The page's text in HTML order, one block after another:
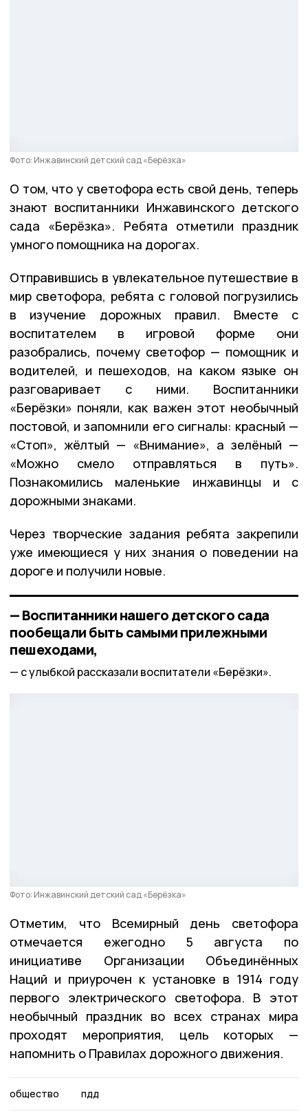
Фото: Инжавинский детский сад «Берёзка»
О том, что у светофора есть свой день, теперь
знают воспитанники Инжавинского детского
сада «Берёзка». Ребята отметили праздник
умного помощника на дорогах.
Отправившись в увлекательное путешествие в
мир светофора, ребята с головой погрузились
в изучение дорожных правил. Вместе с
воспитателем в игровой форме они
разобрались, почему светофор — помощник и
водителей, и пешеходов, на каком языке он
разговаривает с ними. Воспитанники
«Берёзки» поняли, как важен этот необычный
постовой, и запомнили его сигналы: красный —
«Стоп», жёлтый — «Внимание», а зелёный —
«Можно смело отправляться в путь».
Познакомились маленькие инжавинцы и с
дорожными знаками.
Через творческие задания ребята закрепили
уже имеющиеся у них знания о поведении на
дороге и получили новые.
— Воспитанники нашего детского сада
пообещали быть самыми прилежными
пешеходами,
с улыбкой рассказали воспитатели «Берёзки».
Фото: Инжавинский детский сад «Берёзка»
Отметим, что Всемирный день светофора
отмечается ежегодно 5 августа по
инициативе Организации Объединённых
Наций и приурочен к установке в 1914 году
первого электрического светофора. В этот
необычный праздник во всех странах мира
проходят мероприятия, цель которых —
напомнить о Правилах дорожного движения.
общество пдд